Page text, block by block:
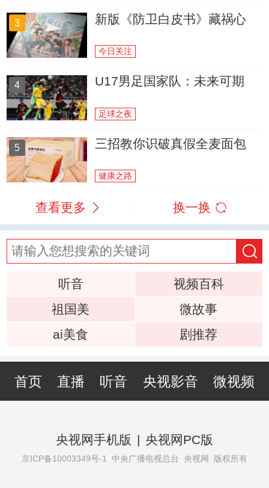
3 新版《防卫白皮书》藏祸心
今日关注
4 U17男足国家队：未来可期
足球之夜
5 三招教你识破真假全麦面包
健康之路
查看更多 换一换
听音
视频百科
祖国美
微故事
ai美食
剧推荐
首页 直播 听音 央视影音 微视频
央视网手机版 | 央视网PC版
京ICP备10003349号-1 中央广播电视总台 央视网 版权所有